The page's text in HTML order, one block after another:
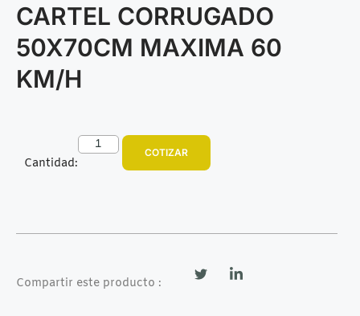
CARTEL CORRUGADO
50X70CM MAXIMA 60
KM/H
Cantidad:
COTIZAR
Compartir este producto :